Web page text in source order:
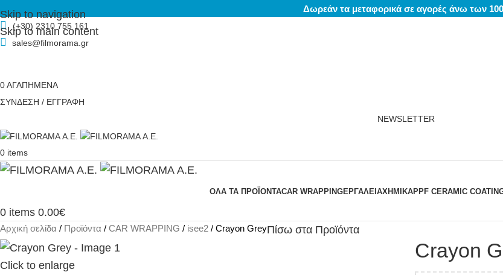
Skip to navigation
Skip to main content
Δωρεάν τα μεταφορικά σε αγορές άνω των
(+30) 2310 755 161
sales@filmorama.gr
0ΑΓΑΠΗΜΕΝΑ
ΣΥΝΔΕΣΗ / ΕΓΓΡΑΦΗ
NEWSLETTER
0 items
ΟΛΑ ΤΑ ΠΡΟΪΟΝΤΑCAR WRAPPINGΕΡΓΑΛΕΙΑΧΗΜΙΚΆPPF CERAMIC
0 items 0.00€
Αρχική σελίδα Προϊόντα CAR WRAPPING isee2 Crayon GreyΠίσω στα Προϊόντα
Click to enlarge
Crayon